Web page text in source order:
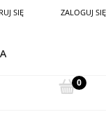
SIĘ ZALOGUJ SIĘ